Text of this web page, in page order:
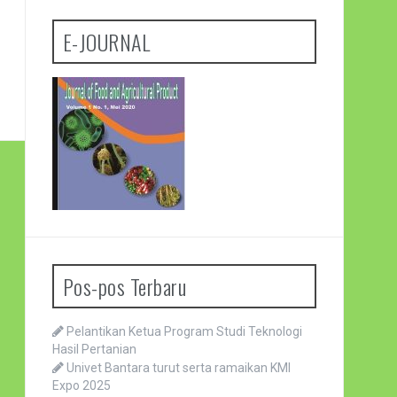
E-JOURNAL
Pos-pos Terbaru
Pelantikan Ketua Program Studi Teknologi
Hasil Pertanian
Univet Bantara turut serta ramaikan KMI
Expo 2025